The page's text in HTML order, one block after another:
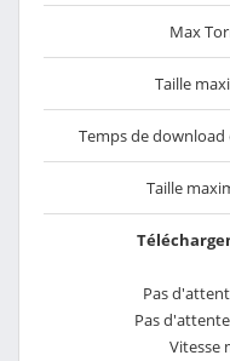
Max
Taille
Temps de
Taille
Pas
Pas
Vitesse